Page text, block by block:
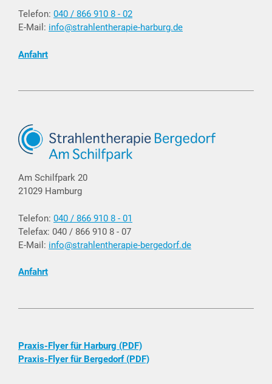
Telefon: 040 / 866 910 8 - 02
E-Mail: info@strahlentherapie-harburg.de
Anfahrt
Am Schilfpark 20
21029 Hamburg
Telefon: 040 / 866 910 8 - 01
Telefax: 040 / 866 910 8 - 07
E-Mail: info@strahlentherapie-bergedorf.de
Anfahrt
Praxis-Flyer für Harburg (PDF)
Praxis-Flyer für Bergedorf (PDF)